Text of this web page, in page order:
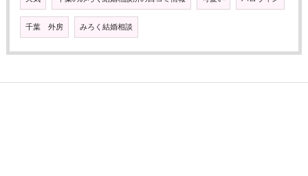
千葉 外房 みろく結婚相談